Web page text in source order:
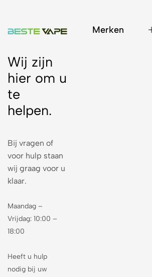
Wij zijn
hier om u
te
helpen.
Bij vragen of
voor hulp staan
wij graag voor u
klaar.
Maandag –
Vrijdag: 10:00 –
18:00
Heeft u hulp
nodig bij uw
Merken